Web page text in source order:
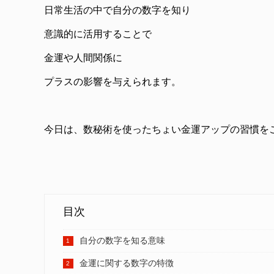
日常生活の中で自分の数字を知り
意識的に活用することで
金運や人間関係に
プラスの影響を与えられます。
今日は、数秘術を使ったちょい金運アップの習慣を
目次
自分の数字を知る意味
金運に関する数字の特徴